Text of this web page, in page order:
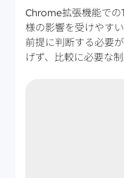
Chrome拡張機能で
様の影響を受けやす
前提に判断する必要
げず、比較に必要な